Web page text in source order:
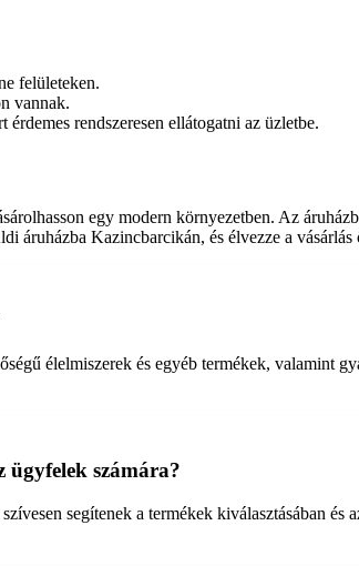
felületeken.
vannak.
rendszeresen ellátogatni az üzletbe.
egy modern környezetben. Az
áruházba Kazincbarcikán, és élvezze a vásárlás
élelmiszerek és egyéb termékek, valamint
számára?
segítenek a termékek kiválasztásában